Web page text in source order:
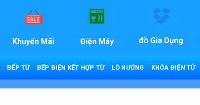
Khuyến Mãi Điện Máy đồ Gia Dụng
BẾP TỪ BẾP ĐIỆN KẾT HỢP TỪ LÒ NƯỚNG KHÓA ĐIỆN TỬ